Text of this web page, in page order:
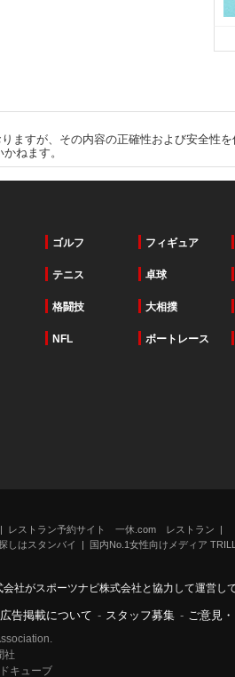
ますが、その内容の正確性および安全性
ねます。
ゴルフ フィギュア
テニス 卓球
格闘技 大相撲
NFL ボートレース
レストラン予約サイト 一休.com レストラン
しはスタンバイ
国内No.1女性向けメディア TRILL
社がスポーツナビ株式会社と協力して運営して
広告掲載について - スタッフ募集 - ご意見
社
キューブ